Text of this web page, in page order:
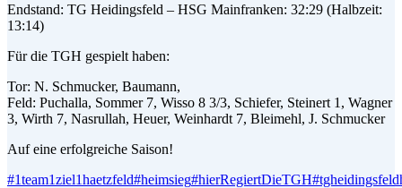
Endstand: TG Heidingsfeld – HSG Mainfranken: 32:29 (Halbzeit:
13:14)
Für die TGH gespielt haben:
Tor: N. Schmucker, Baumann,
Feld: Puchalla, Sommer 7, Wisso 8 3/3, Schiefer, Steinert 1, Wagner
3, Wirth 7, Nasrullah, Heuer, Weinhardt 7, Bleimehl, J. Schmucker
Auf eine erfolgreiche Saison!
#1team1ziel1haetzfeld#heimsieg#hierRegiertDieTGH